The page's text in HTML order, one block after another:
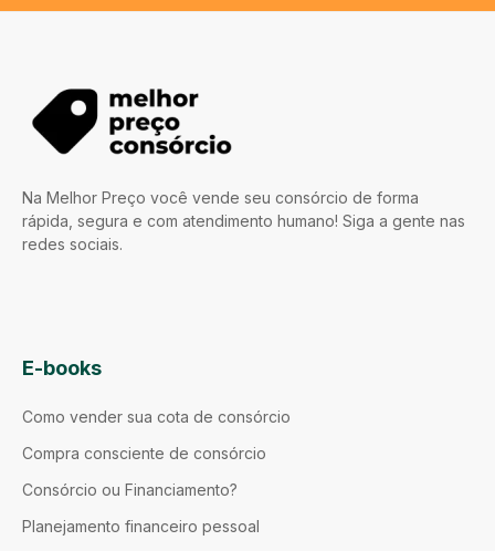
Na Melhor Preço você vende seu consórcio de forma
rápida, segura e com atendimento humano! Siga a gente nas
redes sociais.
E-books
Como vender sua cota de consórcio
Compra consciente de consórcio
Consórcio ou Financiamento?
Planejamento financeiro pessoal